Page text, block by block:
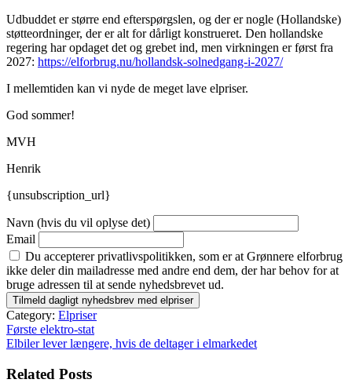
Udbuddet er større end efterspørgslen, og der er nogle (Hollandske)
støtteordninger, der er alt for dårligt konstrueret. Den hollandske
regering har opdaget det og grebet ind, men virkningen er først fra
2027: https://elforbrug.nu/hollandsk-solnedgang-i-2027/
I mellemtiden kan vi nyde de meget lave elpriser.
God sommer!
MVH
Henrik
{unsubscription_url}
Navn (hvis du vil oplyse det)
Email
Du accepterer privatlivspolitikken, som er at Grønnere elforbrug
ikke deler din mailadresse med andre end dem, der har behov for at
bruge adressen til at sende nyhedsbrevet ud.
Category: Elpriser
Indlægsnavigation
Første elektro-stat
Elbiler lever længere, hvis de deltager i elmarkedet
Related Posts